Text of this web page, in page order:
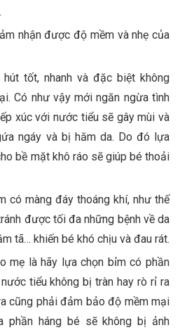
nhận được độ mềm và nhẹ của
tốt, nhanh và đặc biệt không
Có như vậy mới ngăn ngừa tình
xúc với nước tiểu sẽ gây mùi và
ngáy và bị hăm da. Do đó lựa
bề mặt khô ráo sẽ giúp bé thoải
có màng đáy thoáng khí, như thế
được tối đa những bệnh về da
tã… khiến bé khó chịu và đau rát.
mẹ là hãy lựa chọn bỉm có phần
tiểu không bị tràn hay rò rỉ ra
cũng phải đảm bảo độ mềm mại
phần háng bé sẽ không bị ảnh